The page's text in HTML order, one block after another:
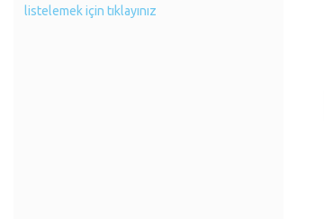
listelemek için tıklayınız